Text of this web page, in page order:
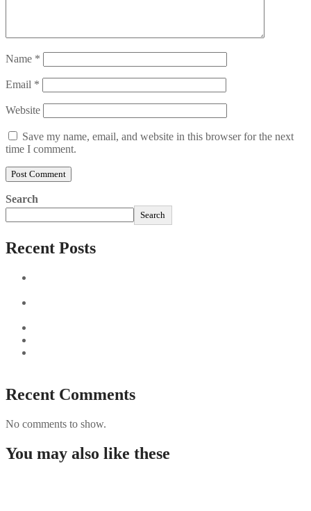
Name *
Email *
Website
Save my name, email, and website in this browser for the next
time I comment.
Search
Search
Recent Posts
Recent Comments
No comments to show.
You may also like these